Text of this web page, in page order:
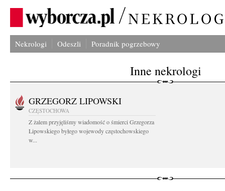
Nekrologi Odeszli Poradnik pogrzebowy
Inne nekrologi
GRZEGORZ LIPOWSKI
CZĘSTOCHOWA
Z żalem przyjęliśmy wiadomość o śmierci Grzegorza
Lipowskiego byłego wojewody częstochowskiego
w...